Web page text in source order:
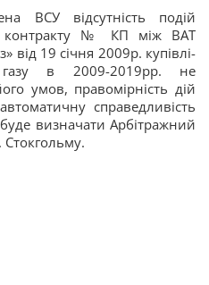
ВСУ відсутність подій
контракту № КП між ВАТ
від 19 січня 2009р. купівлі-
в 2009-2019рр. не
умов, правомірність дій
справедливість
визначати Арбітражний
Стокгольму.